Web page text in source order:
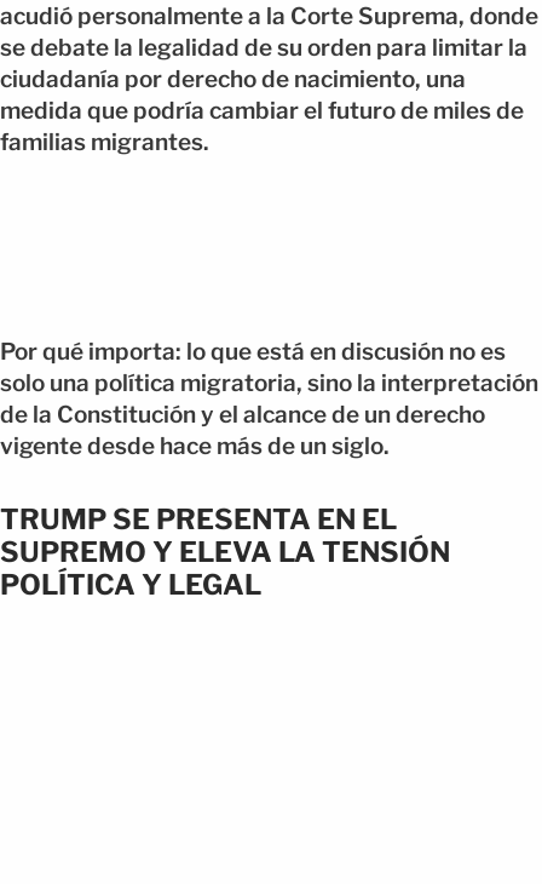
acudió personalmente a la Corte Suprema, donde
se debate la legalidad de su orden para limitar la
ciudadanía por derecho de nacimiento, una
medida que podría cambiar el futuro de miles de
familias migrantes.
Por qué importa: lo que está en discusión no es
solo una política migratoria, sino la interpretación
de la Constitución y el alcance de un derecho
vigente desde hace más de un siglo.
TRUMP SE PRESENTA EN EL
SUPREMO Y ELEVA LA TENSIÓN
POLÍTICA Y LEGAL